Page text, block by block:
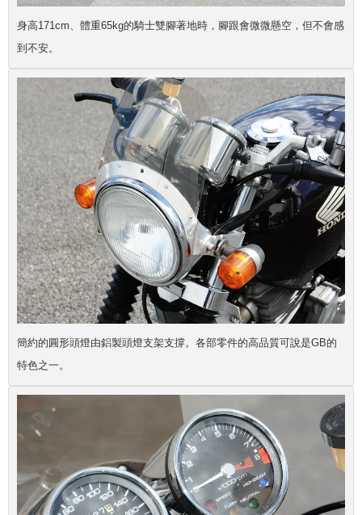
身高171cm、體重65kg的騎士雙腳著地時，腳跟會微微懸空，但不會感
到不安。
簡約的圓形頭燈由鋁製頭燈支架支撐。各部零件的高品質可說是GB的
特色之一。